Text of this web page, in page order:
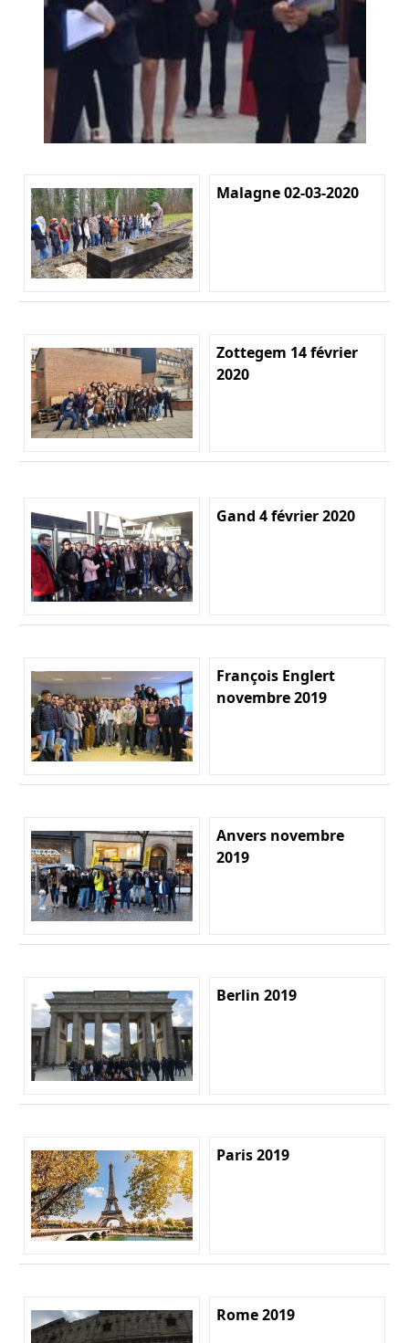
Malagne 02-03-2020
Zottegem 14 février
2020
Gand 4 février 2020
François Englert
novembre 2019
Anvers novembre
2019
Berlin 2019
Paris 2019
Rome 2019